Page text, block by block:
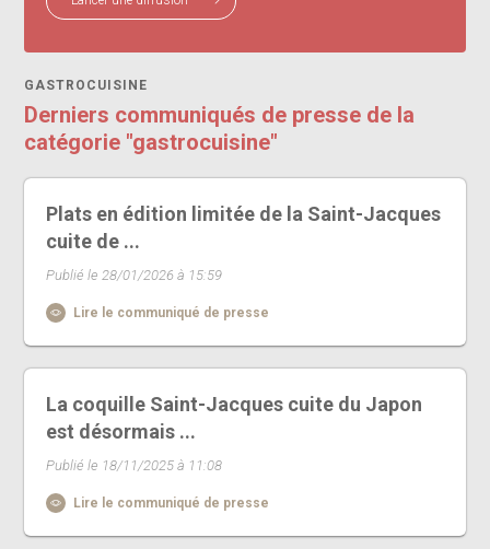
GASTROCUISINE
Derniers communiqués de presse de la
catégorie "gastrocuisine"
Plats en édition limitée de la Saint-Jacques
cuite de ...
Publié le 28/01/2026 à 15:59
Lire le communiqué de presse
La coquille Saint-Jacques cuite du Japon
est désormais ...
Publié le 18/11/2025 à 11:08
Lire le communiqué de presse